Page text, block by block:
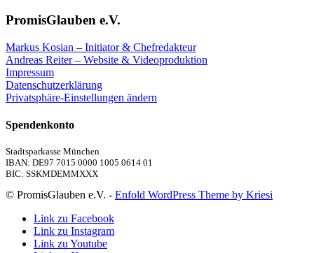
PromisGlauben e.V.
Markus Kosian – Initiator & Chefredakteur
Andreas Reiter – Website & Videoproduktion
Impressum
Datenschutzerklärung
Privatsphäre-Einstellungen ändern
Spendenkonto
Stadtsparkasse München
IBAN: DE97 7015 0000 1005 0614 01
BIC: SSKMDEMMXXX
© PromisGlauben e.V. - Enfold WordPress Theme by Kriesi
Link zu Facebook
Link zu Instagram
Link zu Youtube